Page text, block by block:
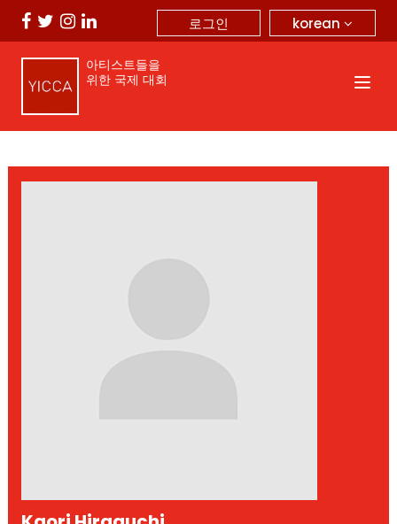
korean
로그인
아티스트들을
위한 국제 대회